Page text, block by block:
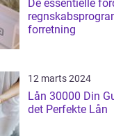
De essentielle
forretning
12 marts 2024
Lån 30000 Din Guide til at Finde
det Perfekte Lån